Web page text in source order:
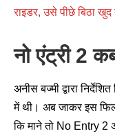
राइडर, उसे पीछे बिठा
नो एंट्री 2
अनीस बज्मी द्वारा
में थी। अब जाकर इस
कि माने तो No Entry